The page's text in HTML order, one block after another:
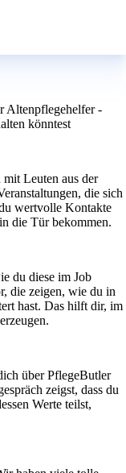
Altenpflegehelfer -
könntest
Leuten aus der
die sich
wertvolle Kontakte
die Tür bekommen.
du diese im Job
die zeigen, wie du in
hast. Das hilft dir, im
über PflegeButler
zeigst, dass du
Werte teilst,